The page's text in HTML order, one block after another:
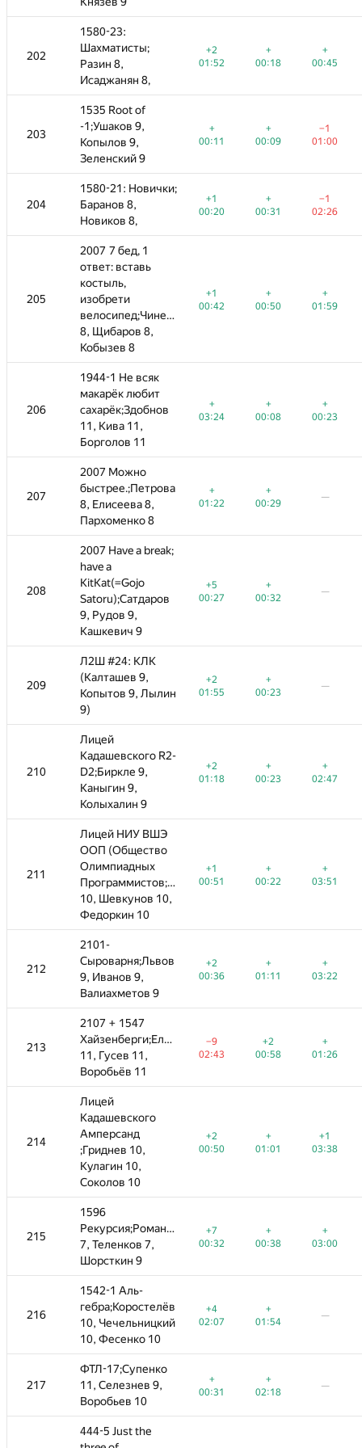
202
1580-23:
Шахматисты;
Разин 8,
Исаджанян 8,
+2
01:52
+
00:18
+
00:45
203
1535 Root of
-1;Ушаков 9,
Копылов 9,
Зеленский 9
+
00:11
+
00:09
−1
01:00
204
1580-21: Новички;
Баранов 8,
Новиков 8,
+1
00:20
+
00:31
−1
02:26
205
2007 7 бед, 1
ответ: вставь
костыль,
изобрети
велосипед;Чиненов
8, Щибаров 8,
Кобызев 8
+1
00:42
+
00:50
+
01:59
206
1944-1 Не всяк
макарёк любит
сахарёк;Здобнов
11, Кива 11,
Борголов 11
+
03:24
+
00:08
+
00:23
207
2007 Можно
быстрее.;Петрова
8, Елисеева 8,
Пархоменко 8
+
01:22
+
00:29
—
208
2007 Have a break;
have a
KitKat(=Gojo
Satoru);Сатдаров
9, Рудов 9,
Кашкевич 9
+5
00:27
+
00:32
—
209
Л2Ш #24: КЛК
(Калташев 9,
Копытов 9, Лылин
9)
+2
01:55
+
00:23
—
210
Лицей
Кадашевского R2-
D2;Биркле 9,
Каныгин 9,
Колыхалин 9
+2
01:18
+
00:23
+
02:47
211
Лицей НИУ ВШЭ
ООП (Общество
Олимпиадных
Программистов;Морозова
10, Шевкунов 10,
Федоркин 10
+1
00:51
+
00:22
+
03:51
212
2101-
Сыроварня;Львов
9, Иванов 9,
Валиахметов 9
+2
00:36
+
01:11
+
03:22
213
2107 + 1547
Хайзенберги;Елистратов
11, Гусев 11,
Воробьёв 11
−9
02:43
+2
00:58
+
01:26
214
Лицей
Кадашевского
Амперсанд
;Гриднев 10,
Кулагин 10,
Соколов 10
+2
00:50
+
01:01
+1
03:38
215
1596
Рекурсия;Романов
7, Теленков 7,
Шорсткин 9
+7
00:32
+
00:38
+
03:00
216
1542-1 Аль-
гебра;Коростелёв
10, Чечельницкий
10, Фесенко 10
+4
02:07
+
01:54
—
217
ФТЛ-17;Супенко
11, Селезнев 9,
Воробьев 10
+
00:31
+
02:18
—
444-5 Just the
+
00:18
+
00:45
— — —
+
00:09
−1
01:00
+
03:21
—
−1
03:29
+
00:31
02:26
+
02:34
—
−1
03:38
+
00:50
+
01:59
— — —
+
00:08
00:23
— — — —
+
00:29
—
+
02:18
—
+
00:32
+
01:36
— —
+
00:23
+1
01:17
−7
03:59
+
00:23
+
02:47
03:47
— —
−4
02:50
+
00:22
+
03:51
−3
03:59
—
−8
03:59
+
01:11
+
03:22
−2
— —
−1
00:27
+2
00:58
+
01:26
+2
02:14
−16
03:59
—
+
01:01
+1
03:38
−2
02:45
—
−6
03:51
+
00:38
+
03:00
−1
03:12
−5
02:19
−1
01:38
—
+
01:54
—
+
01:24
— —
+
02:18
—
−1
00:18
+4
02:46
—
202
1580-23:
Шахматисты;
Разин 8,
Исаджанян 8,
+2
01:52
+
00:18
+
00:45
203
1535 Root of
-1;Ушаков 9,
Копылов 9,
Зеленский 9
+
00:11
+
00:09
−1
01:00
204
1580-21: Новички;
Баранов 8,
Новиков 8,
+1
00:20
+
00:31
−1
02:26
205
2007 7 бед, 1
ответ: вставь
костыль,
изобрети
велосипед;Чиненов
8, Щибаров 8,
Кобызев 8
+1
00:42
+
00:50
+
01:59
206
1944-1 Не всяк
макарёк любит
сахарёк;Здобнов
11, Кива 11,
Борголов 11
+
03:24
+
00:08
+
00:23
207
2007 Можно
быстрее.;Петрова
8, Елисеева 8,
Пархоменко 8
+
01:22
+
00:29
—
208
2007 Have a break;
have a
KitKat(=Gojo
Satoru);Сатдаров
9, Рудов 9,
Кашкевич 9
+5
00:27
+
00:32
—
209
Л2Ш #24: КЛК
(Калташев 9,
Копытов 9, Лылин
9)
+2
01:55
+
00:23
—
210
Лицей
Кадашевского R2-
D2;Биркле 9,
Каныгин 9,
Колыхалин 9
+2
01:18
+
00:23
+
02:47
211
Лицей НИУ ВШЭ
ООП (Общество
Олимпиадных
Программистов;Морозова
10, Шевкунов 10,
Федоркин 10
+1
00:51
+
00:22
+
03:51
212
2101-
Сыроварня;Львов
9, Иванов 9,
Валиахметов 9
+2
00:36
+
01:11
+
03:22
213
2107 + 1547
Хайзенберги;Елистратов
11, Гусев 11,
Воробьёв 11
−9
02:43
+2
00:58
+
01:26
214
Лицей
Кадашевского
Амперсанд
;Гриднев 10,
Кулагин 10,
Соколов 10
+2
00:50
+
01:01
+1
03:38
215
1596
Рекурсия;Романов
7, Теленков 7,
Шорсткин 9
+7
00:32
+
00:38
+
03:00
216
1542-1 Аль-
гебра;Коростелёв
10, Чечельницкий
10, Фесенко 10
+4
02:07
+
01:54
—
217
ФТЛ-17;Супенко
11, Селезнев 9,
Воробьев 10
+
00:31
+
02:18
—
444-5 Just the